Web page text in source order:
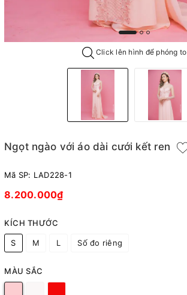
Click lên hình để phóng to
Ngọt ngào với áo dài cưới kết ren
Mã SP: LAD228-1
8.200.000₫
KÍCH THƯỚC
S M L Số đo riêng
MÀU SẮC